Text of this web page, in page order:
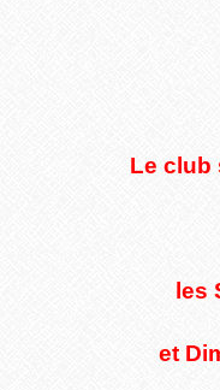
Le club
les
et